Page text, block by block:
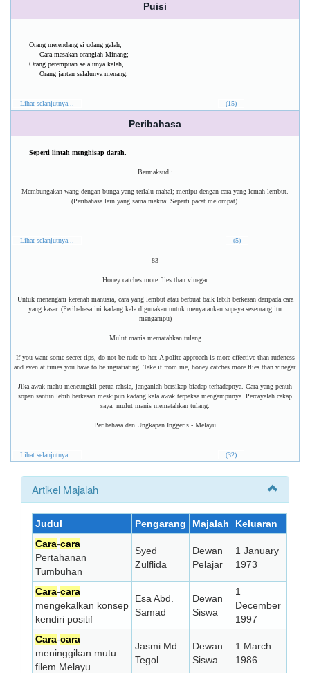
Puisi
Orang merendang si udang galah,
Cara masakan oranglah Minang;
Orang perempuan selalunya kalah,
Orang jantan selalunya menang.
Lihat selanjutnya... (15)
Peribahasa
Seperti lintah menghisap darah.
Bermaksud :
Membungakan wang dengan bunga yang terlalu mahal; menipu dengan cara yang lemah lembut.
(Peribahasa lain yang sama makna: Seperti pacat melompat).
Lihat selanjutnya... (5)
83
Honey catches more flies than vinegar
Untuk menangani kerenah manusia, cara yang lembut atau berbuat baik lebih berkesan daripada cara
yang kasar. (Peribahasa ini kadang kala digunakan untuk menyarankan supaya seseorang itu
mengampu)
Mulut manis mematahkan tulang
If you want some secret tips, do not be rude to her. A polite approach is more effective than rudeness
and even at times you have to be ingratiating. Take it from me, honey catches more flies than vinegar.
Jika awak mahu mencungkil petua rahsia, janganlah bersikap biadap terhadapnya. Cara yang penuh
sopan santun lebih berkesan meskipun kadang kala awak terpaksa mengampunya. Percayalah cakap
saya, mulut manis mematahkan tulang.
Peribahasa dan Ungkapan Inggeris - Melayu
Lihat selanjutnya... (32)
Artikel Majalah
Judul Pengarang Majalah
Keluaran
Cara-cara
Pertahanan
Tumbuhan
Syed
Zulflida
Dewan
Pelajar
1 January
1973
Cara-cara
mengekalkan konsep
kendiri positif
Esa Abd.
Samad
Dewan
Siswa
1
December
1997
Cara-cara
meninggikan mutu
filem Melayu
Jasmi Md.
Tegol
Dewan
Siswa
1 March
1986